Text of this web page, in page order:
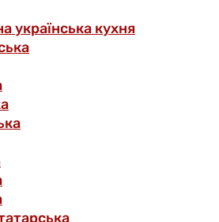
українська кухня